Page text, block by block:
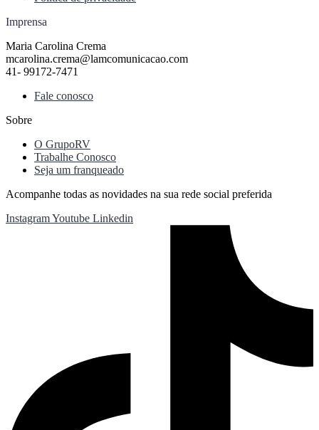
Imprensa
Maria Carolina Crema
mcarolina.crema@lamcomunicacao.com
41- 99172-7471
Fale conosco
Sobre
O GrupoRV
Trabalhe Conosco
Seja um franqueado
Acompanhe todas as novidades na sua rede social preferida
InstagramYoutube Linkedin